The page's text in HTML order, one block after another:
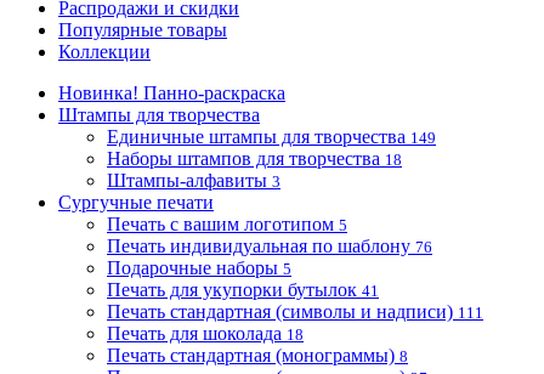
Распродажи и скидки
Популярные товары
Коллекции
Новинка! Панно-раскраска
Штампы для творчества
Единичные штампы для творчества 149
Наборы штампов для творчества 18
Штампы-алфавиты 3
Сургучные печати
Печать с вашим логотипом 5
Печать индивидуальная по шаблону 76
Подарочные наборы 5
Печать для укупорки бутылок 41
Печать стандартная (символы и надписи) 111
Печать для шоколада 18
Печать стандартная (монограммы) 8